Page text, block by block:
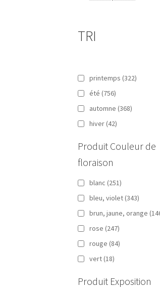
TRI
printemps (322)
été (756)
automne (368)
hiver (42)
Produit Couleur de
floraison
blanc (251)
bleu, violet (343)
brun, jaune, orange
rose (247)
rouge (84)
vert (18)
Produit Exposition